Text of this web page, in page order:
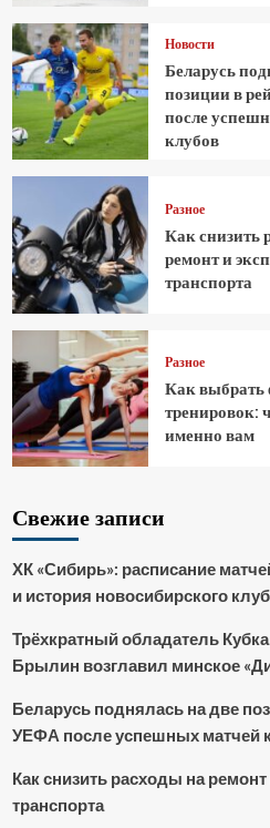
Новости
Беларусь
позиции в
после
клубов
Разное
Как снизить
ремонт и
транспорта
Разное
Как выбрать
тренировок:
именно вам
Свежие записи
ХК «Сибирь»: расписание
и история новосибирского
Трёхкратный обладатель
Брылин возглавил минское
Беларусь поднялась на две
УЕФА после успешных матчей
Как снизить расходы на
транспорта